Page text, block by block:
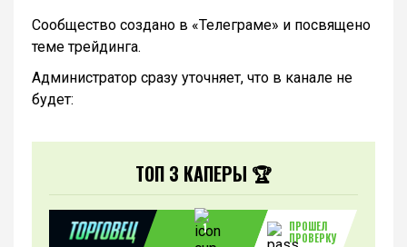
Сообщество создано в «Телеграме» и посвящено
теме трейдинга.
Администратор сразу уточняет, что в канале не
будет:
ТОП 3 КАПЕРЫ 🏆
1
ПРОШЕЛ
ПРОВЕРКУ